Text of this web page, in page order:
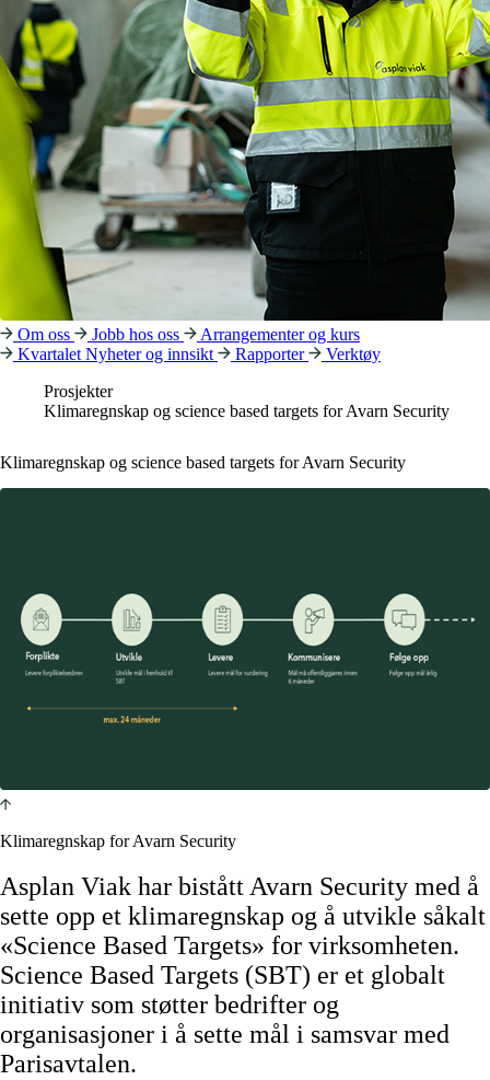
Om oss Jobb hos oss
Arrangementer og kurs
Kvartalet Nyheter og innsikt Rapporter
Verktøy
Prosjekter
Klimaregnskap og science based targets for Avarn Security
Klimaregnskap og science based targets for Avarn Security
Klimaregnskap for Avarn Security
Asplan Viak har bistått Avarn Security med å
sette opp et klimaregnskap og å utvikle såkalt
«Science Based Targets» for virksomheten.
Science Based Targets (SBT) er et globalt
initiativ som støtter bedrifter og
organisasjoner i å sette mål i samsvar med
Parisavtalen.